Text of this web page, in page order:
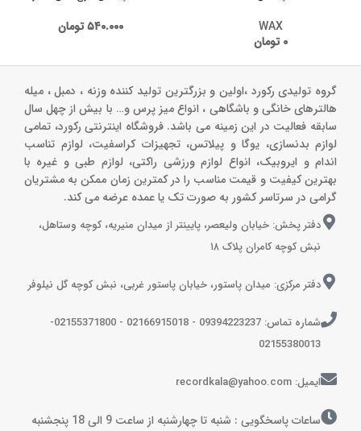
WAX
۰ تومان
۵۴۰.۰۰۰ تومان
گروه تولیدی رکورد ،اولین و بزرگترین تولید کننده وزنه ، دمبل ، میله
هالترهای خانگی و باشگاهی ، انواع میز پرس و‌… با بیش از چهل سال
سابقه فعالیت در این زمینه می باشد. فروشگاه اینترنتی رکورد، تمامی
لوازم بدنسازی، یوگا و پیلاتس، تجهیزات کراسفیت، لوازم تناسب
اندام و ایروبیک، انواع لوازم ورزشی راکتی، لوازم طبی و غیره با
بهترین کیفیت و قیمت مناسب را در کمترین زمان ممکن به مشتریان
گرامی در سرتاسر کشور به صورت تک یا عمده عرضه می کند.
دفتر پخش: خیابان ولیعصر، پایینتر از میدان منیریه، کوچه وستاهل،
نبش کوچه کامران پلاک ۱۸
دفتر مرکزی: میدان پاستور، خیابان پاستور غربی، نبش کوچه گل نیلوفر
شماره تماس: 09394223237 - 02166915018 - 02155371800-
02155380013
ایمیل: recordkala@yahoo.com
ساعات پاسخگویی : شنبه تا چهارشنبه از ساعت 9 الی 18 پنجشنبه